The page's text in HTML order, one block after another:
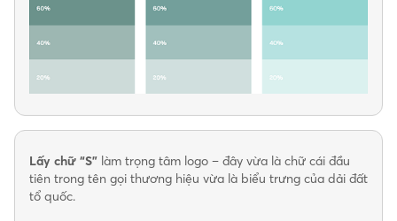
Lấy chữ “S” làm trọng tâm logo – đây vừa là chữ cái đầu
tiên trong tên gọi thương hiệu vừa là biểu trưng của dải đất
tổ quốc.